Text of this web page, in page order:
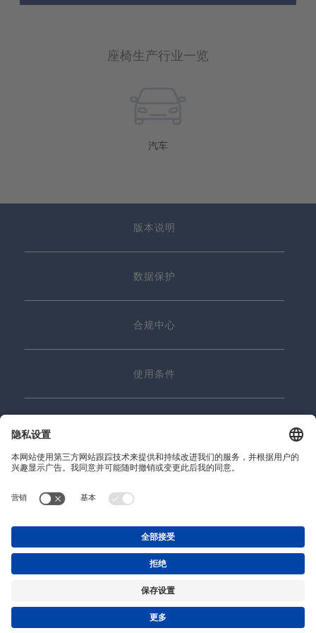
座椅生产行业一览
汽车
版本说明
数据保护
合规中心
使用条件
© 2026 Precitec GmbH & Co. KG
沪ICP备19028637号-1